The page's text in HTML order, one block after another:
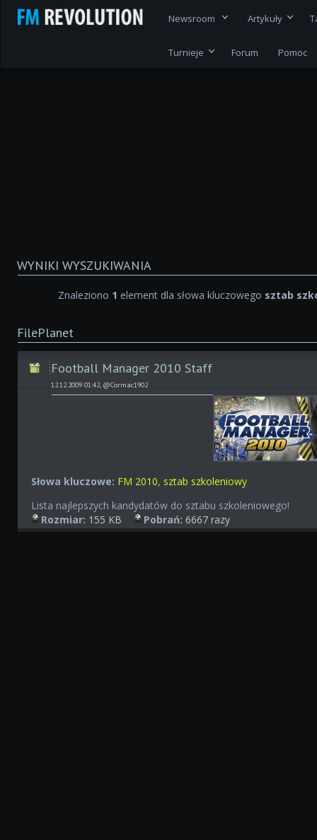
Newsroom Artykuły
Turnieje Forum Pomoc
WYNIKI WYSZUKIWANIA
Znaleziono 1 element dla słowa kluczowego sztab
FilePlanet
Football Manager 2010 Staff
12.12.2009 01:42, @Cormac1902
Słowa kluczowe: FM 2010, sztab szkoleniowy
Lista najlepszych kandydatów do sztabu szkoleniowego!
Rozmiar: 155 KB Pobrań: 6667 razy